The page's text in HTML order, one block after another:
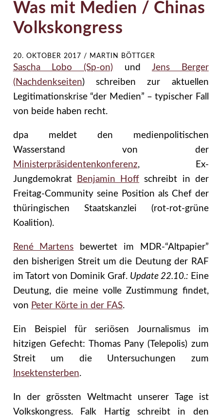
Was mit Medien / Chinas
Volkskongress
20. OKTOBER 2017 / MARTIN BÖTTGER
Sascha Lobo (Sp-on) und Jens Berger
(Nachdenkseiten) schreiben zur aktuellen
Legitimationskrise “der Medien” – typischer Fall
von beide haben recht.
dpa meldet den medienpolitischen
Wasserstand von der
Ministerpräsidentenkonferenz, Ex-
Jungdemokrat
Benjamin Hoff schreibt in der
Freitag-Community seine Position als Chef der
thüringischen Staatskanzlei (rot-rot-grüne
Koalition).
René Martens bewertet im MDR-“Altpapier”
den bisherigen Streit um die Deutung der RAF
im Tatort von Dominik Graf. Update 22.10.: Eine
Deutung, die meine volle Zustimmung findet,
von Peter Körte in der FAS.
Ein Beispiel für seriösen Journalismus im
hitzigen Gefecht: Thomas Pany (Telepolis) zum
Streit um die Untersuchungen zum
Insektensterben.
In der grössten Weltmacht unserer Tage ist
Volkskongress. Falk Hartig schreibt in den